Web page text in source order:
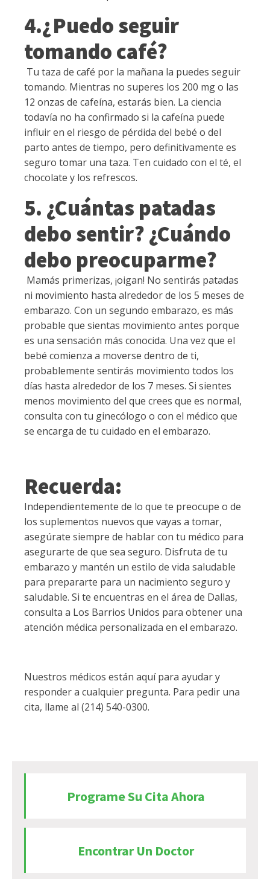
4.¿Puedo seguir
tomando café?
Tu taza de café por la mañana la puedes seguir
tomando. Mientras no superes los 200 mg o las
12 onzas de cafeína, estarás bien. La ciencia
todavía no ha confirmado si la cafeína puede
influir en el riesgo de pérdida del bebé o del
parto antes de tiempo, pero definitivamente es
seguro tomar una taza. Ten cuidado con el té, el
chocolate y los refrescos.
5. ¿Cuántas patadas
debo sentir? ¿Cuándo
debo preocuparme?
Mamás primerizas, ¡oigan! No sentirás patadas
ni movimiento hasta alrededor de los 5 meses de
embarazo. Con un segundo embarazo, es más
probable que sientas movimiento antes porque
es una sensación más conocida. Una vez que el
bebé comienza a moverse dentro de ti,
probablemente sentirás movimiento todos los
días hasta alrededor de los 7 meses. Si sientes
menos movimiento del que crees que es normal,
consulta con tu ginecólogo o con el médico que
se encarga de tu cuidado en el embarazo.
Recuerda:
Independientemente de lo que te preocupe o de
los suplementos nuevos que vayas a tomar,
asegúrate siempre de hablar con tu médico para
asegurarte de que sea seguro. Disfruta de tu
embarazo y mantén un estilo de vida saludable
para prepararte para un nacimiento seguro y
saludable. Si te encuentras en el área de Dallas,
consulta a Los Barrios Unidos para obtener una
atención médica personalizada en el embarazo.
Nuestros médicos están aquí para ayudar y
responder a cualquier pregunta. Para pedir una
cita, llame al (214) 540-0300.
Programe Su Cita Ahora
Encontrar Un Doctor